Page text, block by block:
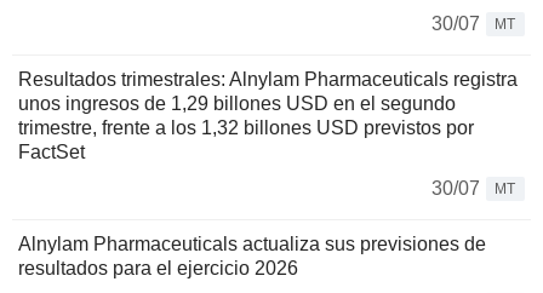
30/07
MT
Resultados trimestrales: Alnylam Pharmaceuticals registra
unos ingresos de 1,29 billones USD en el segundo
trimestre, frente a los 1,32 billones USD previstos por
FactSet
30/07
MT
Alnylam Pharmaceuticals actualiza sus previsiones de
resultados para el ejercicio 2026